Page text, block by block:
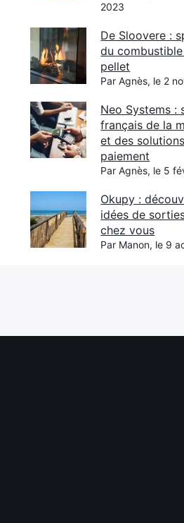
2023
De Sloovere :
du
pellet
Par Agnès, le 2
Neo Systems :
français de la
et des
paiement
Par Agnès, le 5
Okupy :
idées de
chez vous
Par Manon, le 9